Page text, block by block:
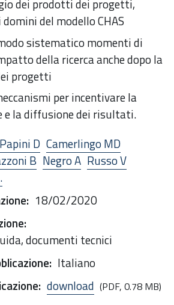
dei prodotti dei progetti,
del modello CHAS
sistematico momenti di
della ricerca anche dopo la
progetti
per incentivare la
e la diffusione dei risultati.
Papini D Camerlingo MD
B Negro A Russo V
: 18/02/2020
:
documenti tecnici
: Italiano
: download (PDF, 0.78 MB)